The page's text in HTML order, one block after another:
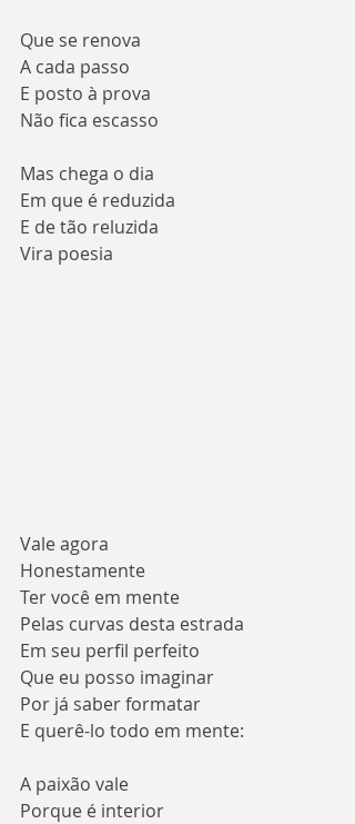
Que se renova
A cada passo
E posto à prova
Não fica escasso
Mas chega o dia
Em que é reduzida
E de tão reluzida
Vira poesia
Vale agora
Honestamente
Ter você em mente
Pelas curvas desta estrada
Em seu perfil perfeito
Que eu posso imaginar
Por já saber formatar
E querê-lo todo em mente:
A paixão vale
Porque é interior